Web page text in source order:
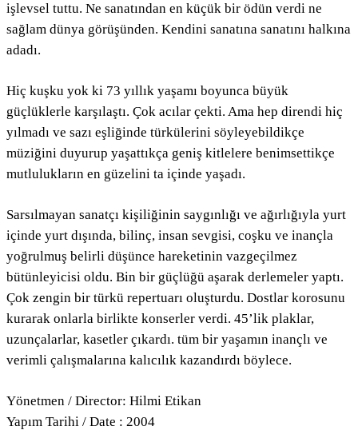
işlevsel tuttu. Ne sanatından en küçük bir ödün verdi ne
sağlam dünya görüşünden. Kendini sanatına sanatını halkına
adadı.
Hiç kuşku yok ki 73 yıllık yaşamı boyunca büyük
güçlüklerle karşılaştı. Çok acılar çekti. Ama hep direndi hiç
yılmadı ve sazı eşliğinde türkülerini söyleyebildikçe
müziğini duyurup yaşattıkça geniş kitlelere benimsettikçe
mutlulukların en güzelini ta içinde yaşadı.
Sarsılmayan sanatçı kişiliğinin saygınlığı ve ağırlığıyla yurt
içinde yurt dışında, bilinç, insan sevgisi, coşku ve inançla
yoğrulmuş belirli düşünce hareketinin vazgeçilmez
bütünleyicisi oldu. Bin bir güçlüğü aşarak derlemeler yaptı.
Çok zengin bir türkü repertuarı oluşturdu. Dostlar korosunu
kurarak onlarla birlikte konserler verdi. 45’lik plaklar,
uzunçalarlar, kasetler çıkardı. tüm bir yaşamın inançlı ve
verimli çalışmalarına kalıcılık kazandırdı böylece.
Yönetmen / Director: Hilmi Etikan
Yapım Tarihi / Date : 2004